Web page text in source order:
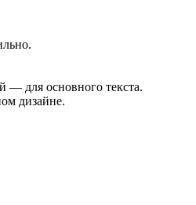
— для основного текста.
дизайне.